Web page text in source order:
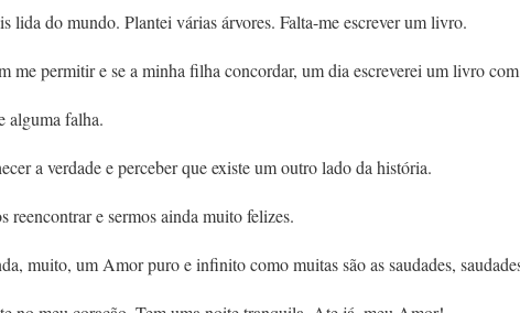
lida do mundo. Plantei várias árvores. Falta-me escrever um livro.
me permitir e se a minha filha concordar, um dia escreverei um livro
alguma falha.
a verdade e perceber que existe um outro lado da história.
reencontrar e sermos ainda muito felizes.
muito, um Amor puro e infinito como muitas são as saudades,